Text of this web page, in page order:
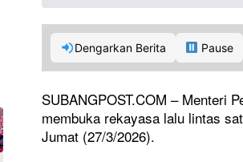
Dengarkan Berita Pause
SUBANGPOST.COM – Menteri
membuka rekayasa lalu lintas
Jumat (27/3/2026).